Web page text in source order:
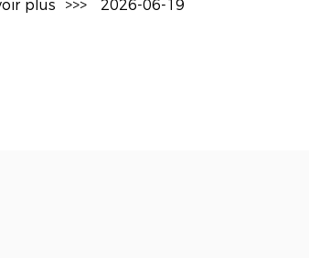
plus >>> 2026-06-19